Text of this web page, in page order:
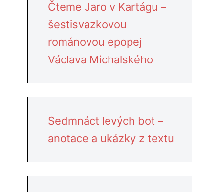
Čteme Jaro v Kartágu –
šestisvazkovou
románovou epopej
Václava Michalského
Sedmnáct levých bot –
anotace a ukázky z textu